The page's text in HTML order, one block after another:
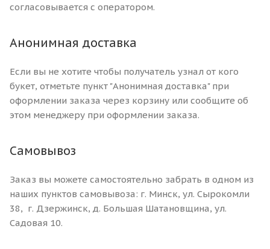
согласовывается с оператором.
Анонимная доставка
Если вы не хотите чтобы получатель узнал от кого
букет, отметьте пункт "Анонимная доставка" при
оформлении заказа через корзину или сообщите об
этом менеджеру при оформлении заказа.
Самовывоз
Заказ вы можете самостоятельно забрать в одном из
наших пунктов самовывоза: г. Минск, ул. Сырокомли
38, г. Дзержинск, д. Большая Шатановщина, ул.
Садовая 10.